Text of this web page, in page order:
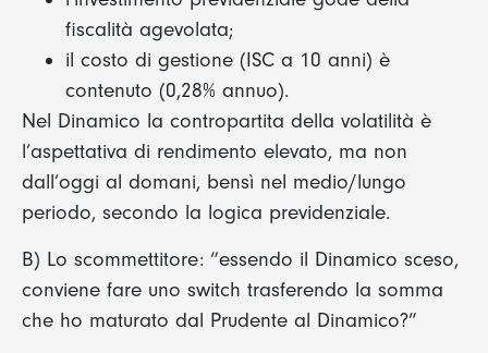
fiscalità agevolata;
il costo di gestione (ISC a 10 anni) è
contenuto (0,28% annuo).
Nel Dinamico la contropartita della volatilità è
l’aspettativa di rendimento elevato, ma non
dall’oggi al domani, bensì nel medio/lungo
periodo, secondo la logica previdenziale.
B) Lo scommettitore: “essendo il Dinamico sceso,
conviene fare uno switch trasferendo la somma
che ho maturato dal Prudente al Dinamico?”